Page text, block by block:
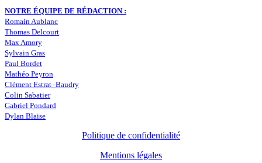
NOTRE ÉQUIPE DE RÉDACTION :
Romain Aublanc
Thomas Delcourt
Max Amory
Sylvain Gras
Paul Bordet
Mathéo Peyron
Clément Estrat–Baudry
Colin Sabatier
Gabriel Pondard
Dylan Blaise
Politique de confidentialité
Mentions légales